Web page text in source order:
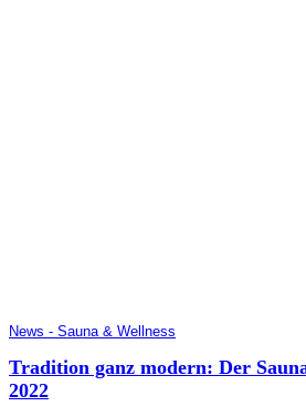
News - Sauna & Wellness
Tradition ganz modern: Der
2022